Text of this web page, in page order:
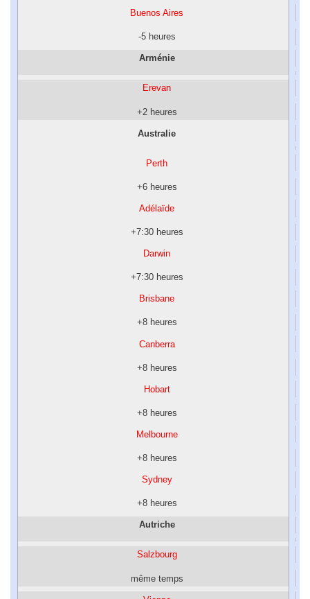
Buenos Aires
-5 heures
Arménie
Erevan
+2 heures
Australie
Perth
+6 heures
Adélaïde
+7:30 heures
Darwin
+7:30 heures
Brisbane
+8 heures
Canberra
+8 heures
Hobart
+8 heures
Melbourne
+8 heures
Sydney
+8 heures
Autriche
Salzbourg
même temps